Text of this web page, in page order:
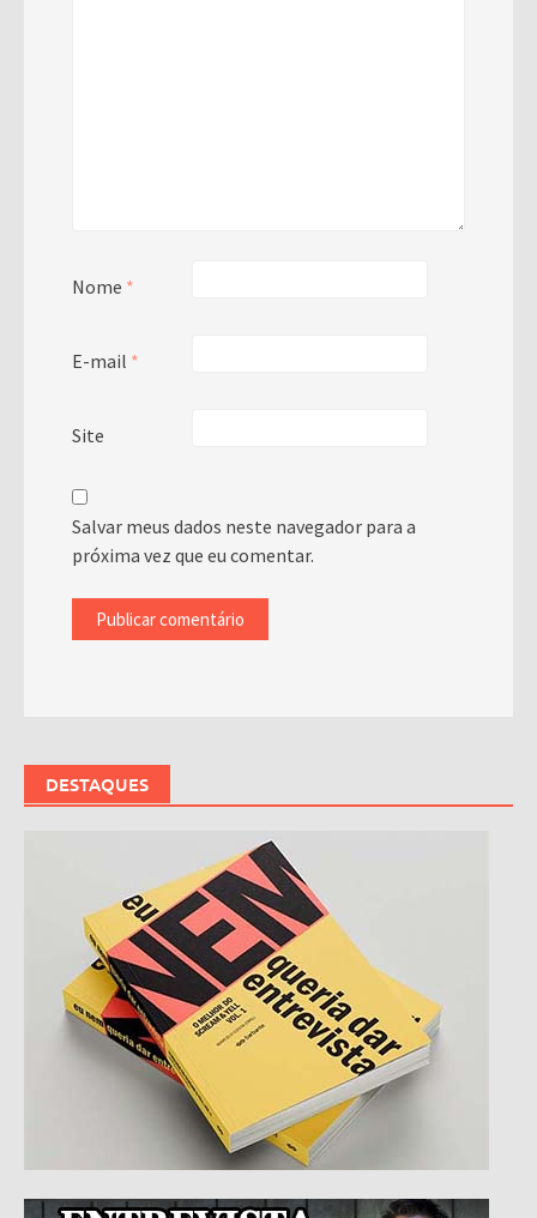
Nome *
E-mail *
Site
Salvar meus dados neste navegador para a
próxima vez que eu comentar.
DESTAQUES